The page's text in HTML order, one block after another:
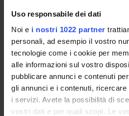
Uso responsabile dei dati
Noi e i nostri 1022 partner
personali, ad esempio il vostro
tecnologie come i cookie per
alle informazioni sul vostro
pubblicare annunci e contenuti
gli annunci e i contenuti,
i servizi. Avete la possibilità di
vostri dati e per quali scopi. Le
Link
SEARCH
Search by key words.